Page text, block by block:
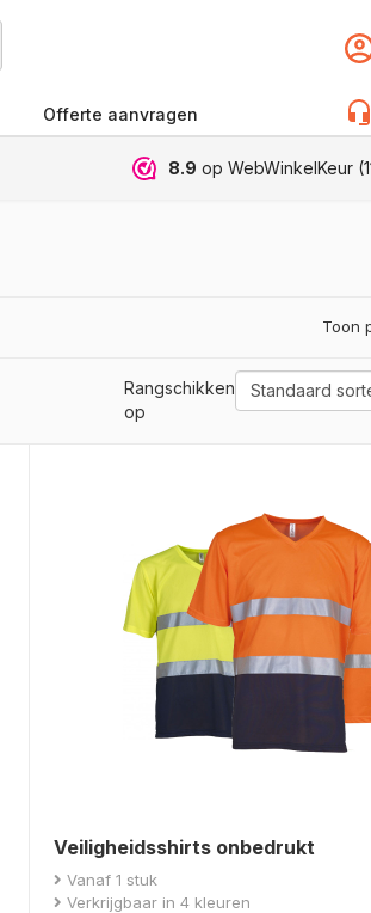
Offerte aanvragen
8.9 op WebWinkelKeur (
Toon
Rangschikken
op
Veiligheidsshirts onbedrukt
Vanaf 1 stuk
Verkrijgbaar in 4 kleuren